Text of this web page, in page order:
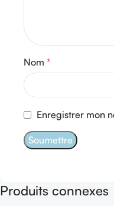
Nom *
Enregistrer mon
Produits connexes